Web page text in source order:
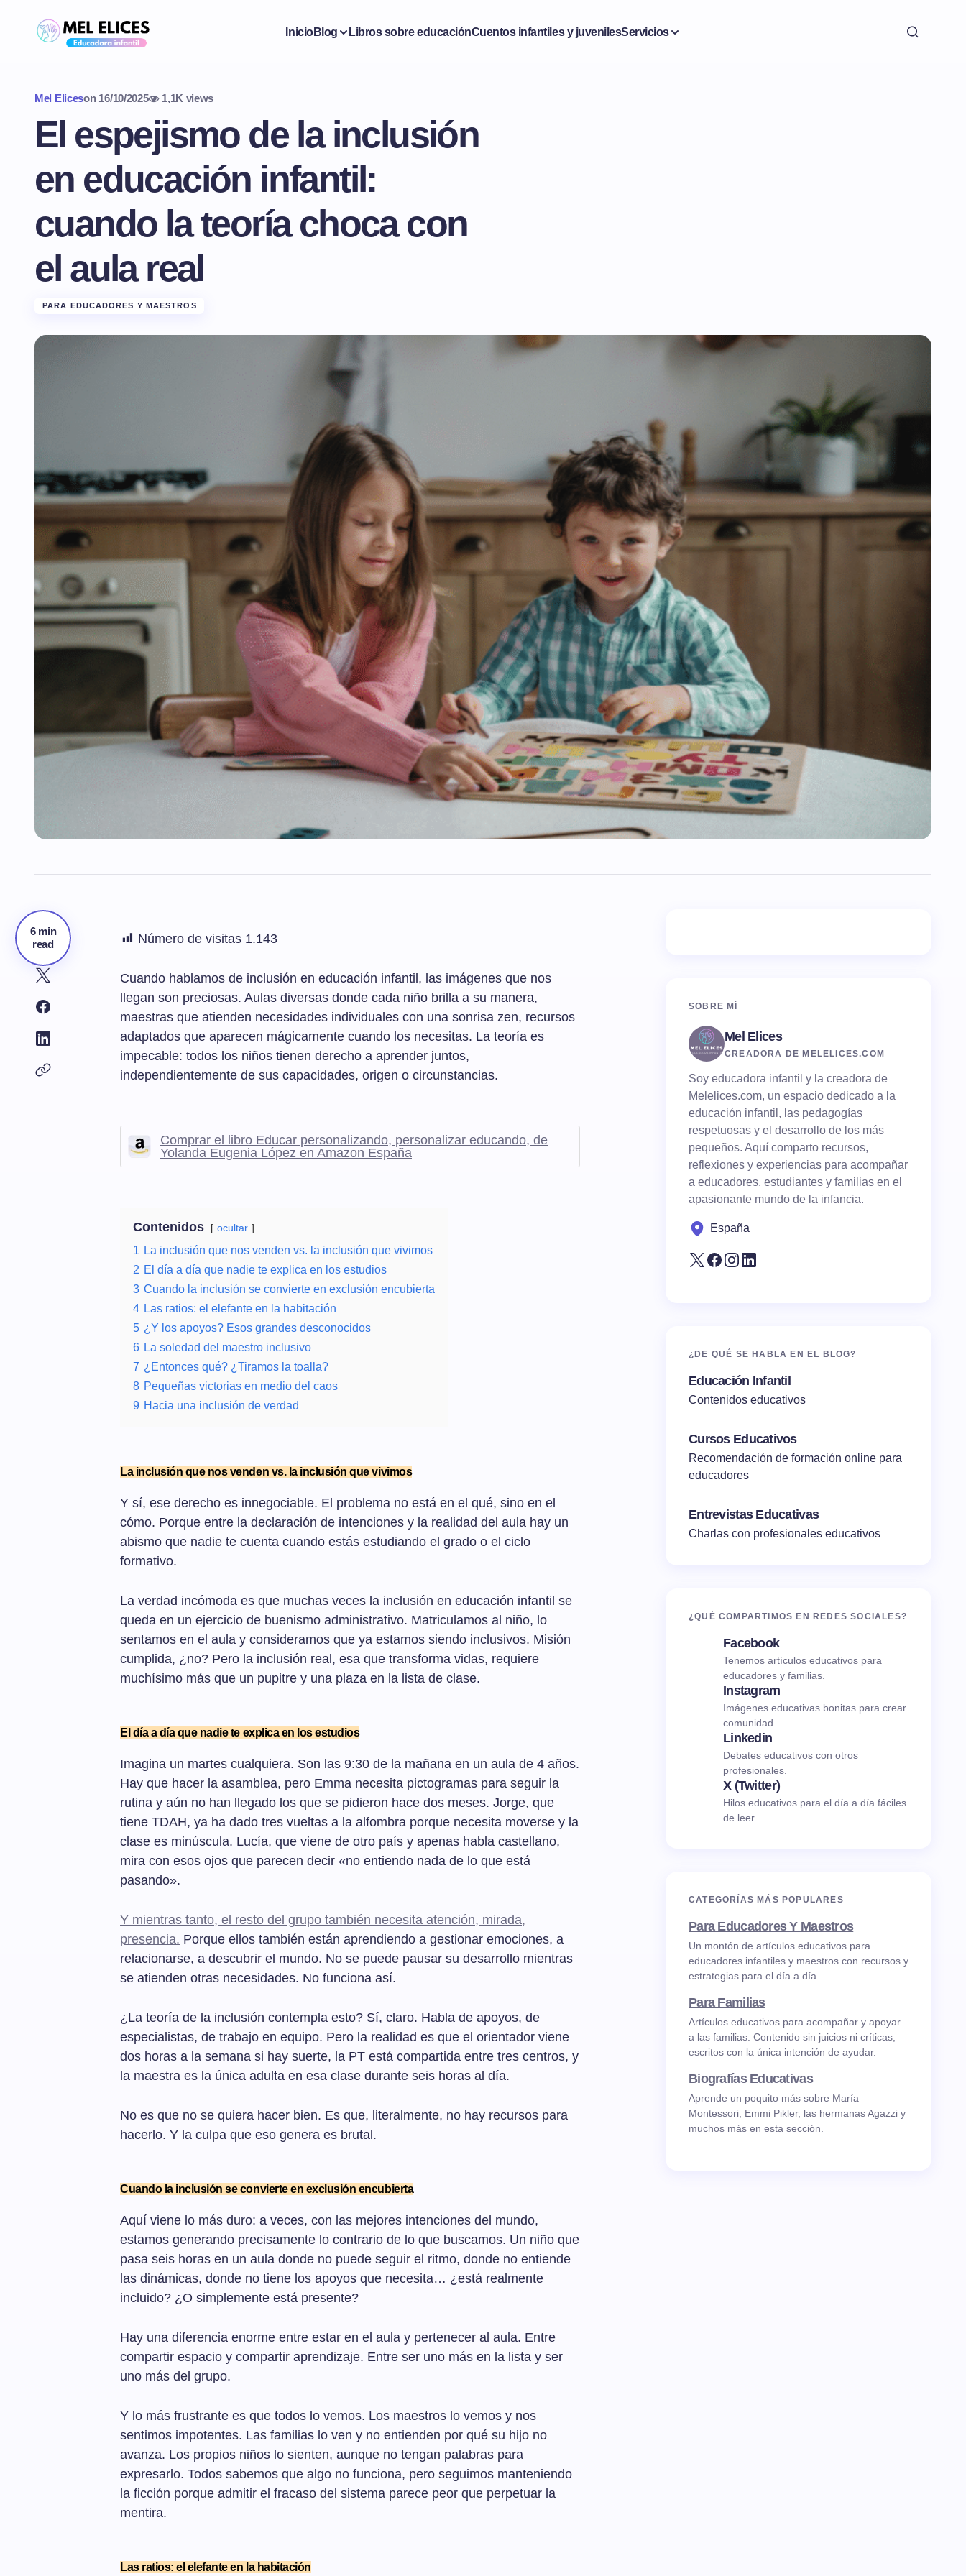
InicioBlog Libros sobre educaciónCuentos infantiles y juvenilesServicios
Mel Eliceson 16/10/2025 1,1K views
El espejismo de la inclusión
en educación infantil:
cuando la teoría choca con
el aula real
PARA EDUCADORES Y MAESTROS
6 min
read
Número de visitas 1.143
Cuando hablamos de inclusión en educación infantil, las imágenes que nos
llegan son preciosas. Aulas diversas donde cada niño brilla a su manera,
maestras que atienden necesidades individuales con una sonrisa zen, recursos
adaptados que aparecen mágicamente cuando los necesitas. La teoría es
impecable: todos los niños tienen derecho a aprender juntos,
independientemente de sus capacidades, origen o circunstancias.
Comprar el libro Educar personalizando, personalizar educando, de
Yolanda Eugenia López en Amazon España
Contenidos ocultar
1 La inclusión que nos venden vs. la inclusión que vivimos
2 El día a día que nadie te explica en los estudios
3 Cuando la inclusión se convierte en exclusión encubierta
4 Las ratios: el elefante en la habitación
5 ¿Y los apoyos? Esos grandes desconocidos
6 La soledad del maestro inclusivo
7 ¿Entonces qué? ¿Tiramos la toalla?
8 Pequeñas victorias en medio del caos
9 Hacia una inclusión de verdad
La inclusión que nos venden vs. la inclusión que vivimos
Y sí, ese derecho es innegociable. El problema no está en el qué, sino en el
cómo. Porque entre la declaración de intenciones y la realidad del aula hay un
abismo que nadie te cuenta cuando estás estudiando el grado o el ciclo
formativo.
La verdad incómoda es que muchas veces la inclusión en educación infantil se
queda en un ejercicio de buenismo administrativo. Matriculamos al niño, lo
sentamos en el aula y consideramos que ya estamos siendo inclusivos. Misión
cumplida, ¿no? Pero la inclusión real, esa que transforma vidas, requiere
muchísimo más que un pupitre y una plaza en la lista de clase.
El día a día que nadie te explica en los estudios
Imagina un martes cualquiera. Son las 9:30 de la mañana en un aula de 4 años.
Hay que hacer la asamblea, pero Emma necesita pictogramas para seguir la
rutina y aún no han llegado los que se pidieron hace dos meses. Jorge, que
tiene TDAH, ya ha dado tres vueltas a la alfombra porque necesita moverse y la
clase es minúscula. Lucía, que viene de otro país y apenas habla castellano,
mira con esos ojos que parecen decir «no entiendo nada de lo que está
pasando».
Y mientras tanto, el resto del grupo también necesita atención, mirada,
presencia. Porque ellos también están aprendiendo a gestionar emociones, a
relacionarse, a descubrir el mundo. No se puede pausar su desarrollo mientras
se atienden otras necesidades. No funciona así.
¿La teoría de la inclusión contempla esto? Sí, claro. Habla de apoyos, de
especialistas, de trabajo en equipo. Pero la realidad es que el orientador viene
dos horas a la semana si hay suerte, la PT está compartida entre tres centros, y
la maestra es la única adulta en esa clase durante seis horas al día.
No es que no se quiera hacer bien. Es que, literalmente, no hay recursos para
hacerlo. Y la culpa que eso genera es brutal.
Cuando la inclusión se convierte en exclusión encubierta
Aquí viene lo más duro: a veces, con las mejores intenciones del mundo,
estamos generando precisamente lo contrario de lo que buscamos. Un niño que
pasa seis horas en un aula donde no puede seguir el ritmo, donde no entiende
las dinámicas, donde no tiene los apoyos que necesita… ¿está realmente
incluido? ¿O simplemente está presente?
Hay una diferencia enorme entre estar en el aula y pertenecer al aula. Entre
compartir espacio y compartir aprendizaje. Entre ser uno más en la lista y ser
uno más del grupo.
Y lo más frustrante es que todos lo vemos. Los maestros lo vemos y nos
sentimos impotentes. Las familias lo ven y no entienden por qué su hijo no
avanza. Los propios niños lo sienten, aunque no tengan palabras para
expresarlo. Todos sabemos que algo no funciona, pero seguimos manteniendo
la ficción porque admitir el fracaso del sistema parece peor que perpetuar la
mentira.
Las ratios: el elefante en la habitación
SOBRE MÍ
Mel Elices
CREADORA DE MELELICES.COM
Soy educadora infantil y la creadora de
Melelices.com, un espacio dedicado a la
educación infantil, las pedagogías
respetuosas y el desarrollo de los más
pequeños. Aquí comparto recursos,
reflexiones y experiencias para acompañar
a educadores, estudiantes y familias en el
apasionante mundo de la infancia.
España
¿DE QUÉ SE HABLA EN EL BLOG?
Educación Infantil
Contenidos educativos
Cursos Educativos
Recomendación de formación online para
educadores
Entrevistas Educativas
Charlas con profesionales educativos
¿QUÉ COMPARTIMOS EN REDES SOCIALES?
Facebook
Tenemos artículos educativos para
educadores y familias.
Instagram
Imágenes educativas bonitas para crear
comunidad.
Linkedin
Debates educativos con otros
profesionales.
X (Twitter)
Hilos educativos para el día a día fáciles
de leer
CATEGORÍAS MÁS POPULARES
Para Educadores Y Maestros
Un montón de artículos educativos para
educadores infantiles y maestros con recursos y
estrategias para el día a día.
Para Familias
Artículos educativos para acompañar y apoyar
a las familias. Contenido sin juicios ni críticas,
escritos con la única intención de ayudar.
Biografías Educativas
Aprende un poquito más sobre María
Montessori, Emmi Pikler, las hermanas Agazzi y
muchos más en esta sección.